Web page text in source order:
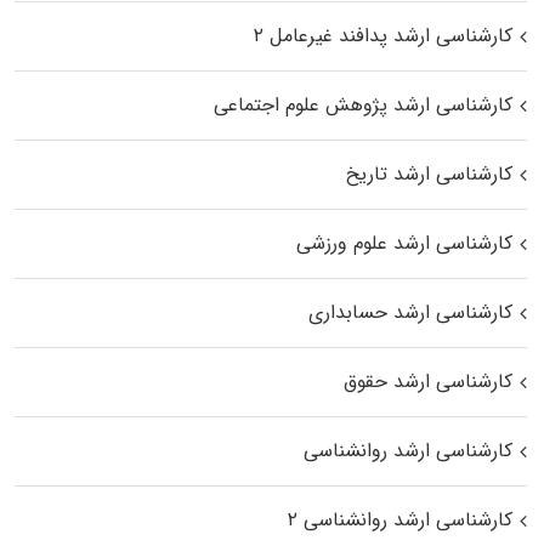
کارشناسی ارشد پدافند غیرعامل ۲
کارشناسی ارشد پژوهش علوم اجتماعی
کارشناسی ارشد تاریخ
کارشناسی ارشد علوم ورزشی
کارشناسی ارشد حسابداری
کارشناسی ارشد حقوق
کارشناسی ارشد روانشناسی
کارشناسی ارشد روانشناسی ۲